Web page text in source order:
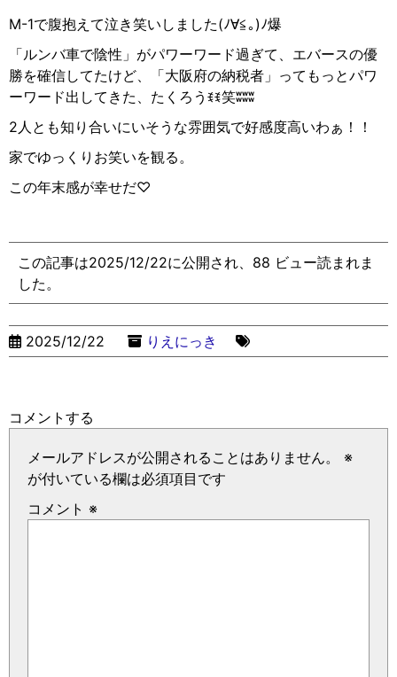
M-1で腹抱えて泣き笑いしました(ﾉ∀≦｡ )ﾉ爆
「ルンバ車で陰性」がパワーワード過ぎて、エバースの優
勝を確信してたけど、「大阪府の納税者」ってもっとパワ
ーワード出してきた、たくろう ꉂꉂ笑ʬʬʬ
2人とも知り合いにいそうな雰囲気で好感度高いわぁ！！
家でゆっくりお笑いを観る。
この年末感が幸せだ♡
この記事は2025/12/22に公開され、88 ビュー読まれま
した。
2025/12/22 りえにっき
コメントする
メールアドレスが公開されることはありません。
※
が付いている欄は必須項目です
コメント ※